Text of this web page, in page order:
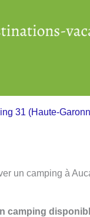
31 (Haute-
un camping à
camping